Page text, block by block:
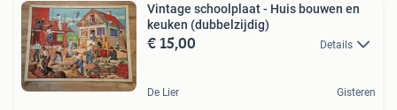
Vintage schoolplaat - Huis bouwen en
keuken (dubbelzijdig)
€ 15,00 Details
De Lier Gisteren